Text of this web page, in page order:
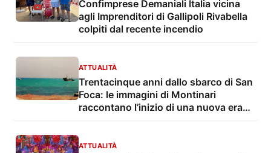
Confimprese Demaniali Italia vicina
agli Imprenditori di Gallipoli Rivabella
colpiti dal recente incendio
ATTUALITÀ
Trentacinque anni dallo sbarco di San
Foca: le immagini di Montinari
raccontano l’inizio di una nuova era
ATTUALITÀ